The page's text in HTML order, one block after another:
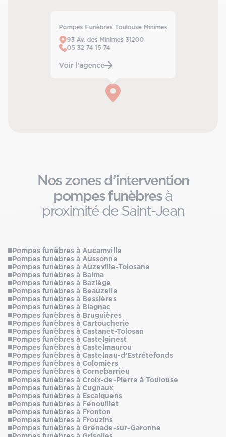
Pompes Funèbres Toulouse Minimes
93 Av. des Minimes 31200
05 32 74 15 74
Voir l'agence
Nos zones d’intervention
pompes funèbresà
proximité de Saint-Jean
Pompes funèbres à Aucamville
Pompes funèbres à Aussonne
Pompes funèbres à Auzeville-Tolosane
Pompes funèbres à Balma
Pompes funèbres à Baziège
Pompes funèbres à Beauzelle
Pompes funèbres à Bessières
Pompes funèbres à Blagnac
Pompes funèbres à Bruguières
Pompes funèbres à Cartoucherie
Pompes funèbres à Castanet-Tolosan
Pompes funèbres à Castelginest
Pompes funèbres à Castelmaurou
Pompes funèbres à Castelnau-d’Estrétefonds
Pompes funèbres à Colomiers
Pompes funèbres à Cornebarrieu
Pompes funèbres à Croix-de-Pierre à Toulouse
Pompes funèbres à Cugnaux
Pompes funèbres à Escalquens
Pompes funèbres à Fenouillet
Pompes funèbres à Fronton
Pompes funèbres à Frouzins
Pompes funèbres à Grenade-sur-Garonne